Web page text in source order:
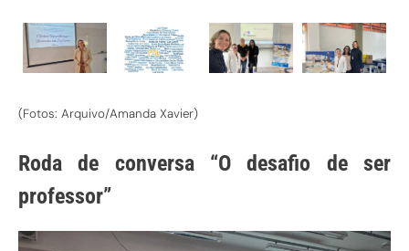
(Fotos: Arquivo/Amanda Xavier)
Roda de conversa “O desafio de ser
professor”